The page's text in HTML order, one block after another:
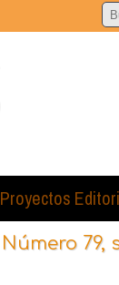
Proyectos
Número 79,